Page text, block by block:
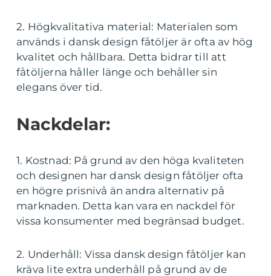
2. Högkvalitativa material: Materialen som
används i dansk design fåtöljer är ofta av hög
kvalitet och hållbara. Detta bidrar till att
fåtöljerna håller länge och behåller sin
elegans över tid.
Nackdelar:
1. Kostnad: På grund av den höga kvaliteten
och designen har dansk design fåtöljer ofta
en högre prisnivå än andra alternativ på
marknaden. Detta kan vara en nackdel för
vissa konsumenter med begränsad budget.
2. Underhåll: Vissa dansk design fåtöljer kan
kräva lite extra underhåll på grund av de